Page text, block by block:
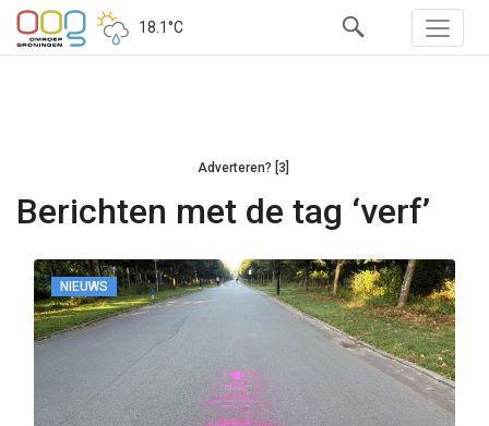
18.1°C
Adverteren? [3]
Berichten met de tag ‘verf’
NIEUWS